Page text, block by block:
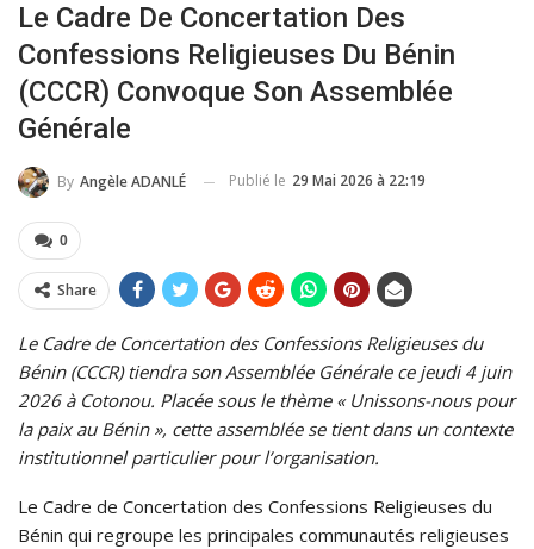
Le Cadre De Concertation Des
Confessions Religieuses Du Bénin
(CCCR) Convoque Son Assemblée
Générale
By Angèle ADANLÉ Publié le 29 Mai 2026 à 22:19
0
Share
Le Cadre de Concertation des Confessions Religieuses du
Bénin (CCCR) tiendra son Assemblée Générale ce jeudi 4 juin
2026 à Cotonou. Placée sous le thème « Unissons-nous pour
la paix au Bénin », cette assemblée se tient dans un contexte
institutionnel particulier pour l’organisation.
Le Cadre de Concertation des Confessions Religieuses du
Bénin qui regroupe les principales communautés religieuses